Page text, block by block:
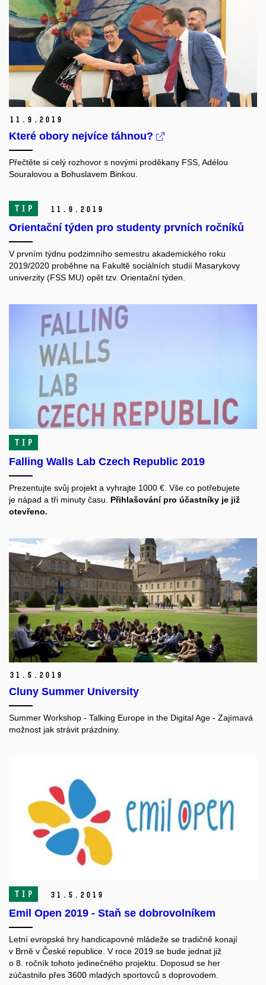
11. 9. 2019
Které obory nejvíce táhnou?
Přečtěte si celý rozhovor s novými proděkany FSS, Adélou
Souralovou a Bohuslavem Binkou.
TIP 11. 9. 2019
Orientační týden pro studenty prvních ročníků
V prvním týdnu podzimního semestru akademického roku
2019/2020 proběhne na Fakultě sociálních studií Masarykovy
univerzity (FSS MU) opět tzv. Orientační týden.
TIP
Falling Walls Lab Czech Republic 2019
Prezentujte svůj projekt a vyhrajte 1000 €. Vše co potřebujete
je nápad a tři minuty času. Přihlašování pro účastníky je již
otevřeno.
31. 5. 2019
Cluny Summer University
Summer Workshop - Talking Europe in the Digital Age - Zajímavá
možnost jak strávit prázdniny.
TIP 31. 5. 2019
Emil Open 2019 - Staň se dobrovolníkem
Letní evropské hry handicapovné mládeže se tradičně konají
v Brně v České republice. V roce 2019 se bude jednat již
o 8. ročník tohoto jedinečného projektu. Doposud se her
zúčastnilo přes 3600 mladých sportovců s doprovodem.